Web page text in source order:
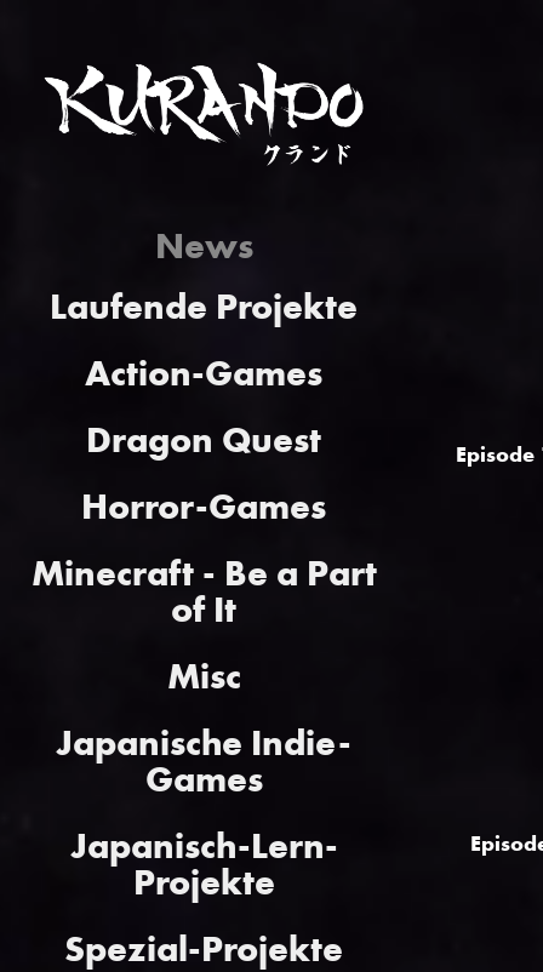
News
Laufende Projekte
Action-Games
Dragon Quest
Horror-Games
Minecraft - Be a Part
of It
Misc
Japanische Indie-
Games
Japanisch-Lern-
Projekte
Spezial-Projekte